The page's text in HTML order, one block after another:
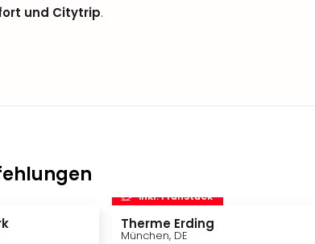
und Citytrip.
inkl. Frühstück
Therme Erding
München, DE